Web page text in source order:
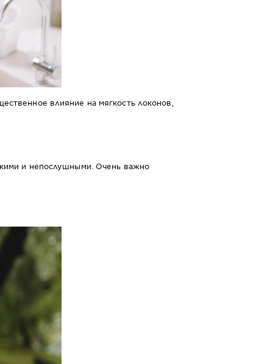
влияние на мягкость локонов,
и непослушными. Очень важно